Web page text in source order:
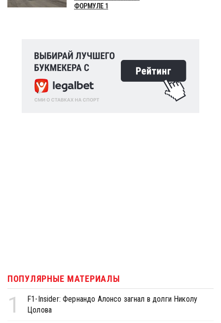
ФОРМУЛЕ 1
ПОПУЛЯРНЫЕ МАТЕРИАЛЫ
1
F1-Insider: Фернандо Алонсо загнал в долги Николу
Цолова